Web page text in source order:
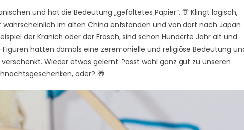
und hat die Bedeutung „gefaltetes Papier“. 👘 Klingt logisch,
wahrscheinlich im alten China entstanden und von dort nach Japan
der Kranich oder der Frosch, sind schon Hunderte Jahr alt und
hatten damals eine zeremonielle und religiöse Bedeutung
Wieder etwas gelernt. Passt wohl ganz gut zu unseren
oder? 🎁